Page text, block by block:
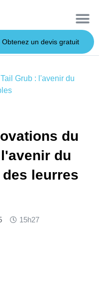
Obtenez un devis gratuit
Grub : l'avenir du
du
du
leurres
15h27